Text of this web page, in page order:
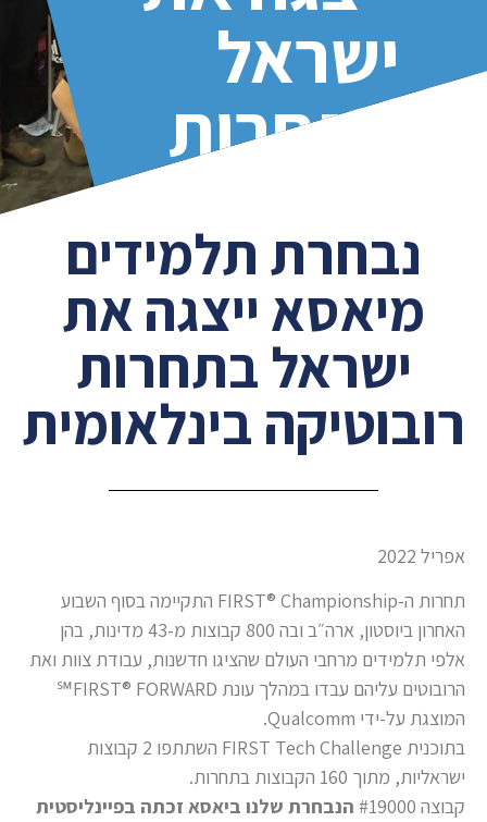
ישראל
בתחרות
רובוטיקה
בינלאומית
נבחרת תלמידים
מיאסא ייצגה את
ישראל בתחרות
רובוטיקה בינלאומית
אפריל 2022
תחרות ה-FIRST® Championship התקיימה בסוף השבוע
האחרון ביוסטון, ארה״ב ובה 800 קבוצות מ-43 מדינות, בהן
אלפי תלמידים מרחבי העולם שהציגו חדשנות, עבודת צוות ואת
הרובוטים עליהם עבדו במהלך עונת FIRST® FORWARD℠
המוצגת על-ידי Qualcomm.
בתוכנית FIRST Tech Challenge השתתפו 2 קבוצות
ישראליות, מתוך 160 הקבוצות בתחרות.
קבוצה #19000
הנבחרת שלנו ביאסא זכתה בפיינליסטית